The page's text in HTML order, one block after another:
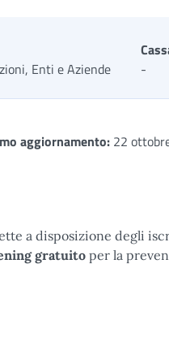
Enti e Aziende
-
aggiornamento: 22
a disposizione degli
gratuito per la